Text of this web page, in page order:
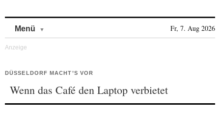
Menü Fr, 7. Aug 2026
DÜSSELDORF MACHT’S VOR
Wenn das Café den Laptop verbietet